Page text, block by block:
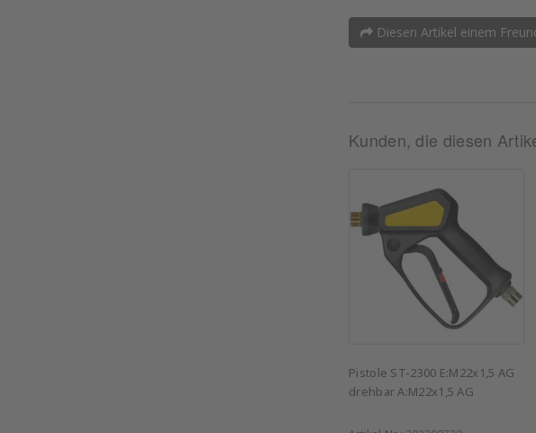
Diesen Artikel einem
Kunden, die diesen
Pistole ST-2300 E:M22x1,5 AG
drehbar A:M22x1,5 AG